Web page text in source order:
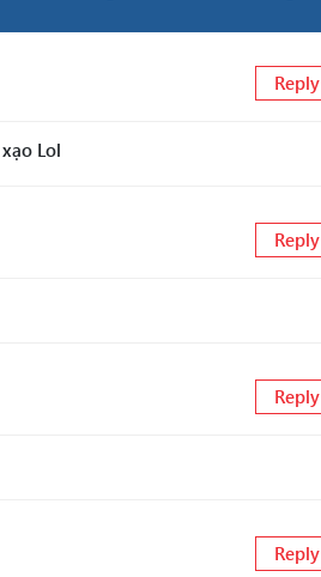
Reply
Lol
Reply
Reply
Reply